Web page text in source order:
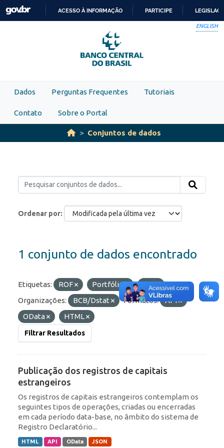
Skip to main content
PARA
O
CONTEÚDO
ACESSO À INFORMAÇÃO PARTICIPE
ENGLISH
Dados Perguntas Frequentes Tutoriais
Contato Sobre o Portal
Conjuntos de dados
Ordenar por
1 conjunto de dados encontrado
Etiquetas: ROF Portfólio
IED
Organizações:
BCB/Dstat Formatos:
API
OData
HTML
Filtrar Resultados
Publicação dos registros de capitais
estrangeiros
Os registros de capitais estrangeiros contemplam os
seguintes tipos de operações, criadas ou encerradas
em cada período data-base, no âmbito do sistema de
Registro Declaratório...
HTML API OData JSON